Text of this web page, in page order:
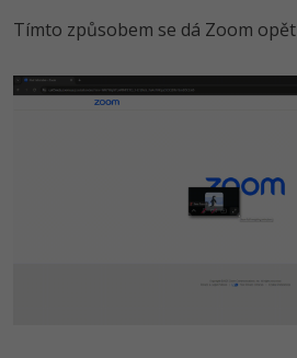
Tímto způsobem se dá Zoom opět